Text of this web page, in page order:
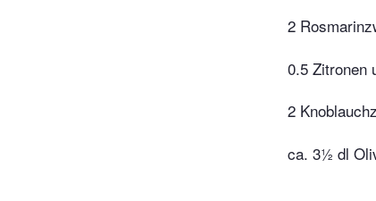
2
0.5 Zitronen
2
ca. 3½ dl